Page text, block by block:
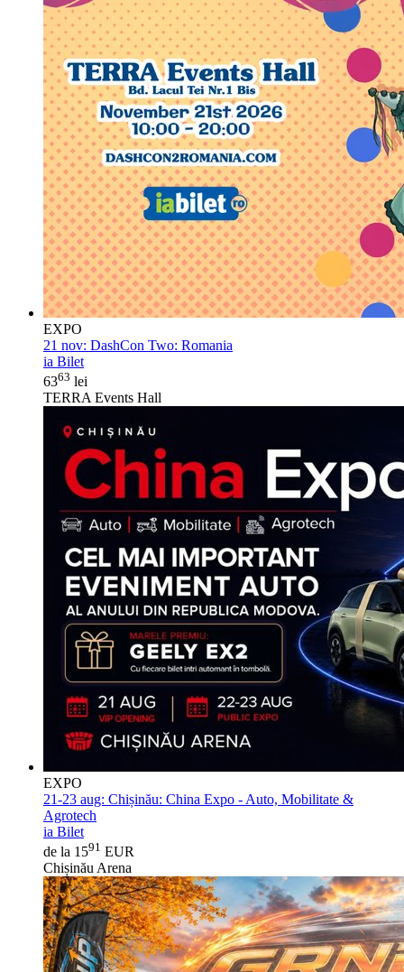
EXPO
21 nov: DashCon Two: Romania
ia Bilet
6363 lei
TERRA Events Hall
EXPO
21-23 aug: Chișinău: China Expo - Auto, Mobilitate &
Agrotech
ia Bilet
de la 1591 EUR
Chișinău Arena